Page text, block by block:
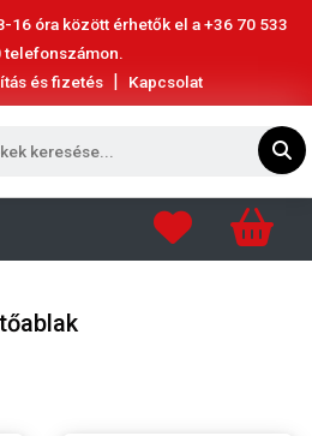
16 óra között érhetők el a+36 70 533
telefonszámon.
és fizetés | Kapcsolat